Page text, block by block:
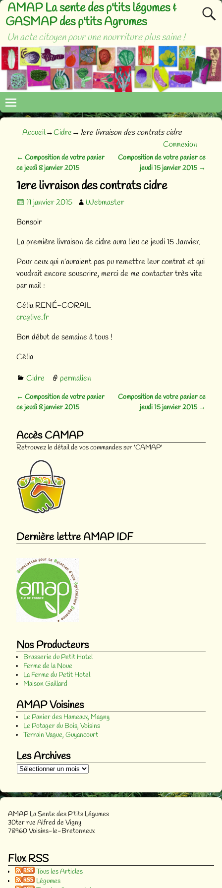
AMAP La sente des p'tits légumes &
GASMAP des p'tits Agrumes
Un acte citoyen pour une nourriture plus saine !
Accueil→Cidre→ 1ere livraison des contrats cidre
Connexion
Navigation des articles
← Composition de votre panier
ce jeudi 8 janvier 2015
Composition de votre panier ce
jeudi 15 janvier 2015 →
1ere livraison des contrats cidre
11 janvier 2015
Webmaster
Bonsoir
La première livraison de cidre aura lieu ce jeudi 15 Janvier.
Pour ceux qui n’auraient pas pu remettre leur contrat et qui
voudrait encore souscrire, merci de me contacter très vite
par mail :
Célia RENÉ-CORAIL
crc@live.fr
Bon début de semaine à tous !
Célia
Cidre permalien
Navigation des articles
← Composition de votre panier
ce jeudi 8 janvier 2015
Composition de votre panier ce
jeudi 15 janvier 2015 →
Accès CAMAP
Retrouvez le détail de vos commandes sur 'CAMAP'
Dernière lettre AMAP IDF
Nos Producteurs
Brasserie du Petit Hotel
Ferme de la Noue
La Ferme du Petit Hotel
Maison Gaillard
AMAP Voisines
Le Panier des Hameaux, Magny
Le Potager du Bois, Voisins
Terrain Vague, Guyancourt
Les Archives
AMAP La Sente des P’tits Légumes
30ter rue Alfred de Vigny
78960 Voisins-le-Bretonneux
Flux RSS
Tous les Articles
Légumes